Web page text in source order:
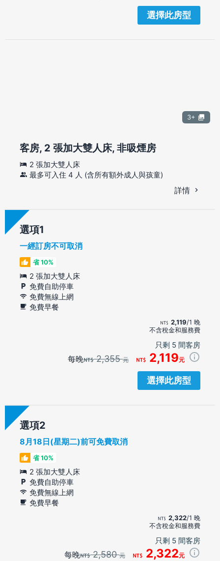
選擇此房型
3+
客房, 2 張加大雙人床, 非吸煙房
2 張加大雙人床
最多可入住 4 人 (含所有額外成人與孩童)
詳情
選項
一經訂房不可取消
省 10%
2 張加大雙人床
免費自助停車
免費無線上網
免費早餐
2,119/1 晚
不含稅金和服務費
只剩 5 間客房
每晚 2,355元 2,119元
選擇此房型
選項
8月18日(星期二)前可免費取消
省 10%
2 張加大雙人床
免費自助停車
免費無線上網
免費早餐
2,322/1 晚
不含稅金和服務費
只剩 5 間客房
每晚 2,580元 2,322元